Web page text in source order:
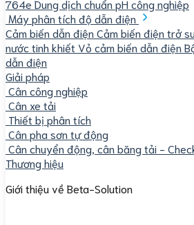
764e Dung dịch chuẩn pH công nghiệp
Máy phân tích độ dẫn điện
Cảm biến dẫn điện Cảm biến điện trở
nước tinh khiết Vỏ cảm biến dẫn điện
dẫn điện
Giải pháp
Cân công nghiệp
Cân xe tải
Thiết bị phân tích
Cân pha sơn tự động
Cân chuyển động, cân băng tải -
Thương hiệu
Giới thiệu về Beta-Solution